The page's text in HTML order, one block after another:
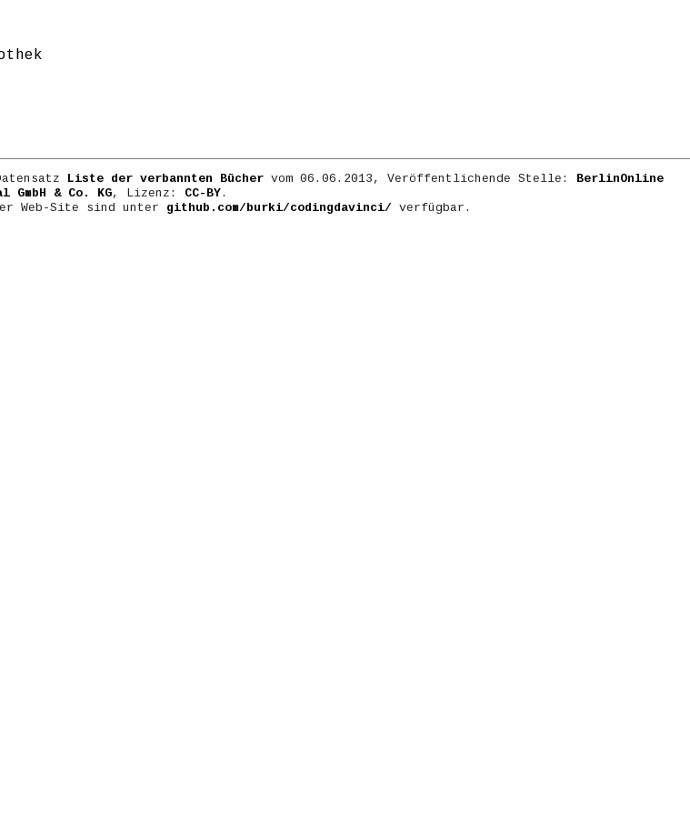
Liste der verbannten Büchervom 06.06.2013, Veröffentlichende Stelle: BerlinOnline
GmbH & Co. KG, Lizenz: CC-BY.
Web-Site sind unter github.com/burki/codingdavinci/ verfügbar.